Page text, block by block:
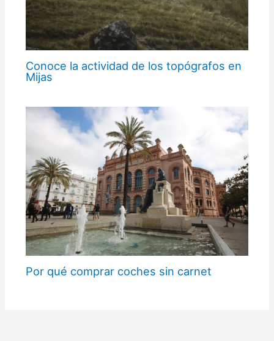
Conoce la actividad de los topógrafos en
Mijas
Por qué comprar coches sin carnet